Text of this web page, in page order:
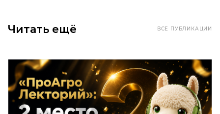
ВСЕ ПУБЛИКАЦИИ
Читать ещё